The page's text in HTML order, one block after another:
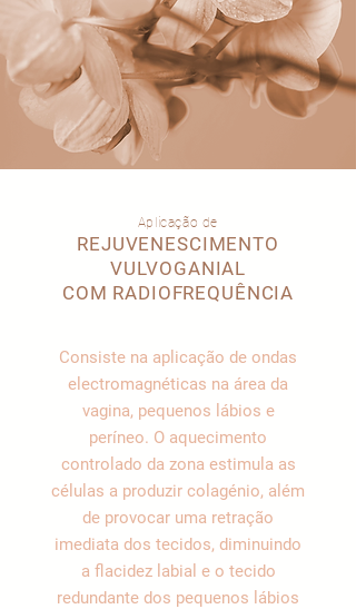
Aplicação de
REJUVENESCIMENTO
VULVOGANIAL
COM RADIOFREQUÊNCIA
Consiste na aplicação de ondas
electromagnéticas na área da
vagina, pequenos lábios e
períneo. O aquecimento
controlado da zona estimula as
células a produzir colagénio, além
de provocar uma retração
imediata dos tecidos, diminuindo
a flacidez labial e o tecido
redundante dos pequenos lábios